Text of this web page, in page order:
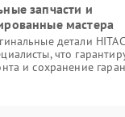
запчасти и
мастера
детали
что
и сохранение